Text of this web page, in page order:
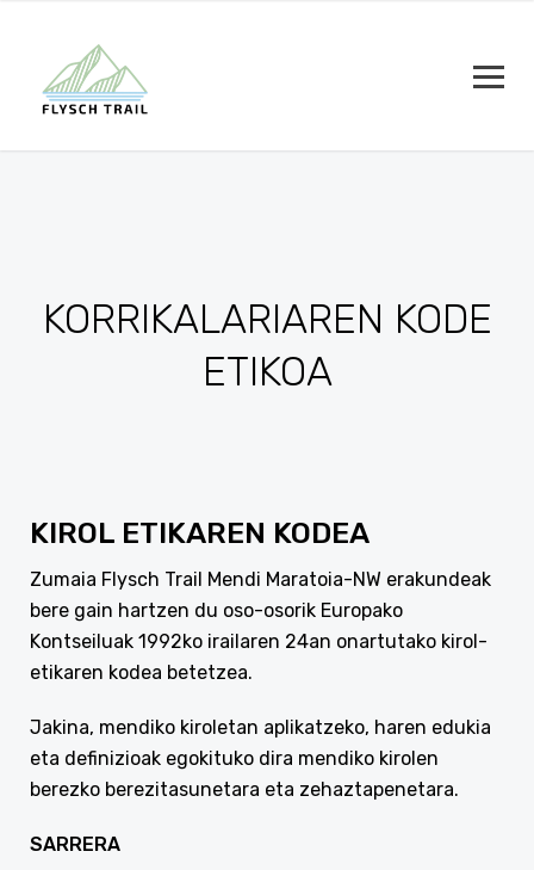
KORRIKALARIAREN KODE
ETIKOA
KIROL ETIKAREN KODEA
Zumaia Flysch Trail Mendi Maratoia-NW erakundeak
bere gain hartzen du oso-osorik Europako
Kontseiluak 1992ko irailaren 24an onartutako kirol-
etikaren kodea betetzea.
Jakina, mendiko kiroletan aplikatzeko, haren edukia
eta definizioak egokituko dira mendiko kirolen
berezko berezitasunetara eta zehaztapenetara.
SARRERA